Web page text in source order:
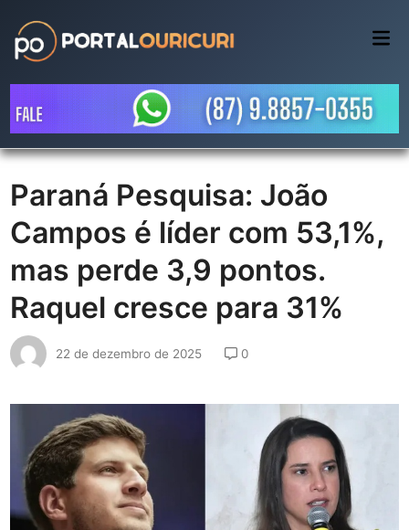
content
Paraná Pesquisa: João
Campos é líder com 53,1%,
mas perde 3,9 pontos.
Raquel cresce para 31%
22 de dezembro de 2025 0